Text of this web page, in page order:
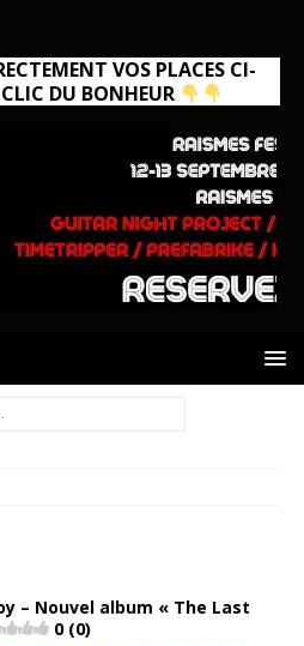
VOS PLACES CI-
DU BONHEUR
– Nouvel album « The Last
0 (0)